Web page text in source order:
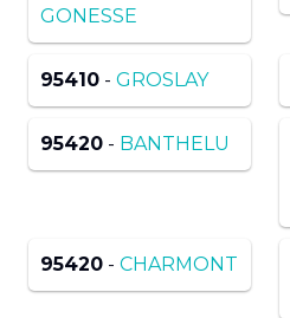
GONESSE
95410 - GROSLAY
95420 - BANTHELU
95420 - CHARMONT